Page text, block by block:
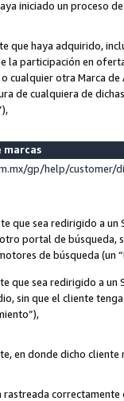
iniciado un proceso
que haya adquirido,
la participación en
cualquier otra Marca
de cualquiera de
marcas
gp/help/customer/
que sea redirigido a
portal de
de búsqueda (un
que sea redirigido a un
sin que el cliente
en donde dicho